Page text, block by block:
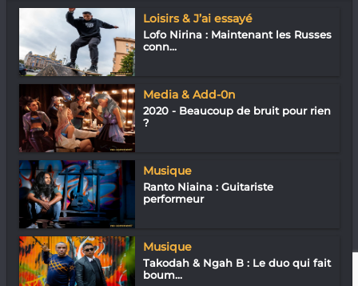
Loisirs & J’ai essayé
Lofo Nirina : Maintenant les Russes
conn...
Media & Add-0n
2020 - Beaucoup de bruit pour rien
?
Musique
Ranto Niaina : Guitariste
performeur
Musique
Takodah & Ngah B : Le duo qui fait
boum...